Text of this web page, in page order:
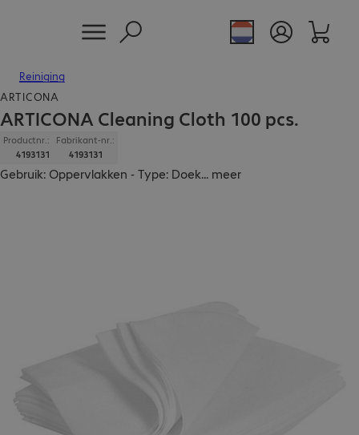
Reiniging
ARTICONA
ARTICONA Cleaning Cloth 100 pcs.
Productnr.:
4193131
Fabrikant-nr.:
4193131
Gebruik: Oppervlakken - Type: Doek... meer